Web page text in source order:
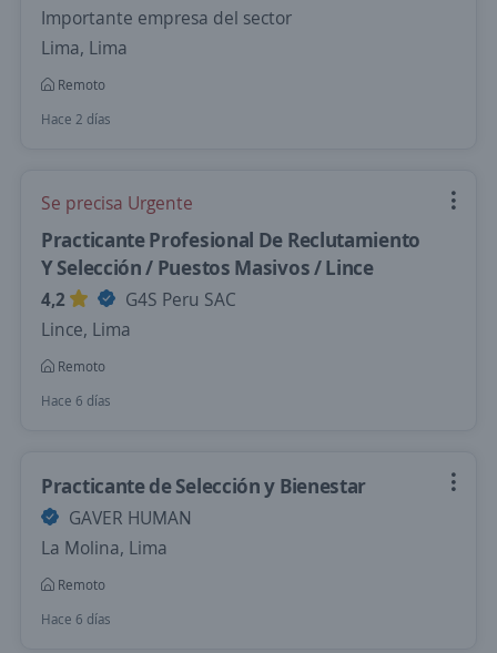
Importante empresa del sector
Lima, Lima
Remoto
Hace 2 días
Se precisa Urgente
Practicante Profesional De Reclutamiento
Y Selección / Puestos Masivos / Lince
4,2
G4S Peru SAC
Lince, Lima
Remoto
Hace 6 días
Practicante de Selección y Bienestar
GAVER HUMAN
La Molina, Lima
Remoto
Hace 6 días